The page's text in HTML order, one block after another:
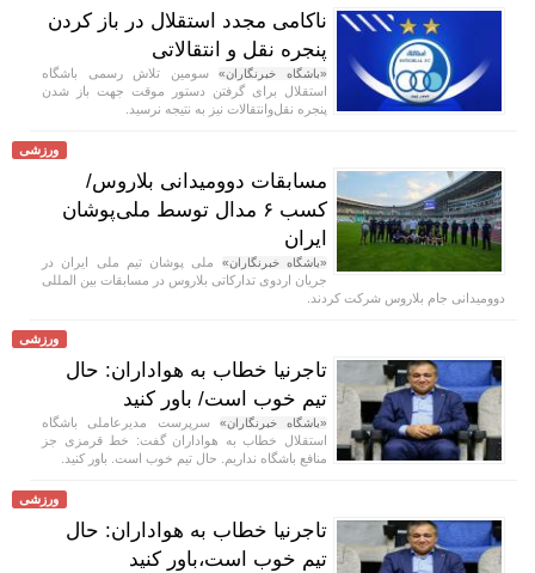
ناکامی مجدد استقلال در باز کردن
پنجره نقل و انتقالاتی
«باشگاه خبرنگاران»سومین تلاش رسمی باشگاه
استقلال برای گرفتن دستور موقت جهت باز شدن
پنجره نقل‌وانتقالات نیز به نتیجه نرسید.
ورزشی
مسابقات دوومیدانی بلاروس/
کسب ۶ مدال توسط ملی‌پوشان
ایران
«باشگاه خبرنگاران» ملی پوشان تیم ملی ایران در
جریان اردوی تدارکاتی بلاروس در مسابقات بین المللی
دوومیدانی جام بلاروس شرکت کردند.
ورزشی
تاجرنیا خطاب به هواداران: حال
تیم خوب است/ باور کنید
«باشگاه خبرنگاران» سرپرست مدیرعاملی باشگاه
استقلال خطاب به هواداران گفت: خط قرمزی جز
منافع باشگاه نداریم. حال تیم خوب است. باور کنید.
ورزشی
تاجرنیا خطاب به هواداران: حال
تیم خوب است،باور کنید